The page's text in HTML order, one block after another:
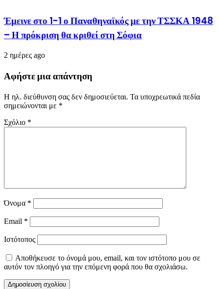
Έμεινε στο 1-1 ο Παναθηναϊκός με την ΤΣΣΚΑ 1948
– Η πρόκριση θα κριθεί στη Σόφια
2 ημέρες ago
Αφήστε μια απάντηση
Η ηλ. διεύθυνση σας δεν δημοσιεύεται. Τα υποχρεωτικά πεδία
σημειώνονται με *
Σχόλιο *
Όνομα *
Email *
Ιστότοπος
Αποθήκευσε το όνομά μου, email, και τον ιστότοπο μου σε
αυτόν τον πλοηγό για την επόμενη φορά που θα σχολιάσω.